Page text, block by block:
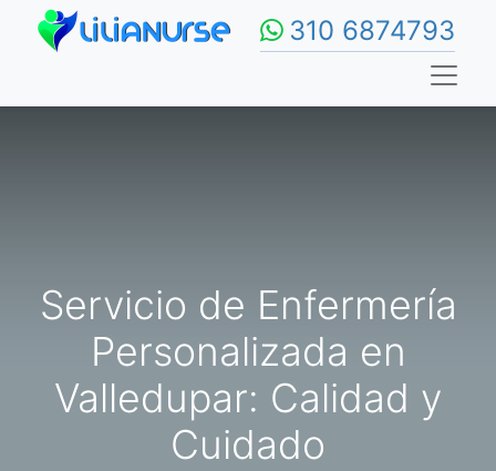
310 6874793
Servicio de Enfermería
Personalizada en
Valledupar: Calidad y
Cuidado